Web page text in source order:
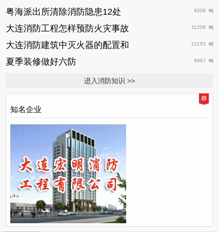
粤海派出所清除消防隐患12处 8208
大连消防工程怎样预防火灾事故 11206
大连消防建筑中灭火器的配置和 12153
夏季装修做好六防 8867
进入消防知识 >>
知名企业